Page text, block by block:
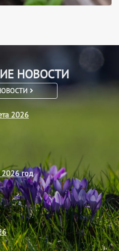
НОВОСТИ
2026
год